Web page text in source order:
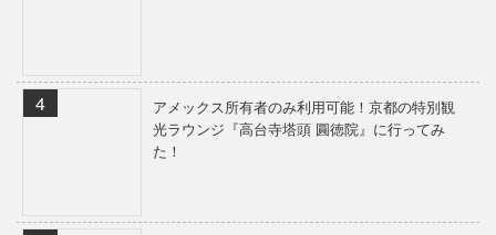
アメックス所有者のみ利用可能！京都の特別観
光ラウンジ『高台寺塔頭 圓徳院』に行ってみ
た！